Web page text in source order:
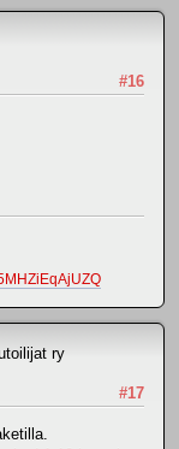
#16
ry
#17